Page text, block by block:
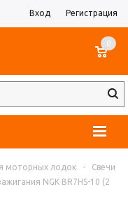
Вход Регистрация
0
моторных лодок -
Свечи
NGK BR7HS-10 (2